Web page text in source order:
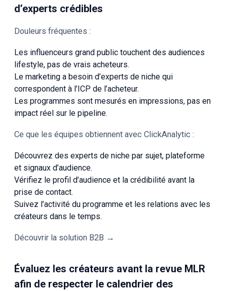
d’experts crédibles
Douleurs fréquentes :
Les influenceurs grand public touchent des audiences
lifestyle, pas de vrais acheteurs.
Le marketing a besoin d’experts de niche qui
correspondent à l’ICP de l’acheteur.
Les programmes sont mesurés en impressions, pas en
impact réel sur le pipeline.
Ce que les équipes obtiennent avec ClickAnalytic :
Découvrez des experts de niche par sujet, plateforme
et signaux d’audience.
Vérifiez le profil d’audience et la crédibilité avant la
prise de contact.
Suivez l’activité du programme et les relations avec les
créateurs dans le temps.
Découvrir la solution B2B →
Évaluez les créateurs avant la revue MLR
afin de respecter le calendrier des